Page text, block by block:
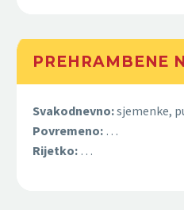
PREHRAMBENE
Svakodnevno:sjemenke,
Povremeno: …
Rijetko: …